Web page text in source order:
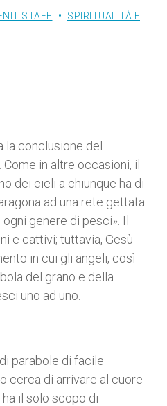
STAFF
SPIRITUALITÀ E
la conclusione del
in altre occasioni, il
dei cieli a chiunque ha di
ad una rete gettata
genere di pesci». Il
e cattivi; tuttavia, Gesù
in cui gli angeli, così
del grano e della
uno ad uno.
parabole di facile
cerca di arrivare al cuore
il solo scopo di